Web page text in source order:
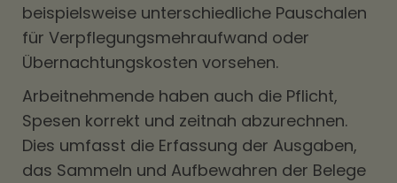
beispielsweise unterschiedliche Pauschalen
für Verpflegungsmehraufwand oder
Übernachtungskosten vorsehen.
Arbeitnehmende haben auch die Pflicht,
Spesen korrekt und zeitnah abzurechnen.
Dies umfasst die Erfassung der Ausgaben,
das Sammeln und Aufbewahren der Belege